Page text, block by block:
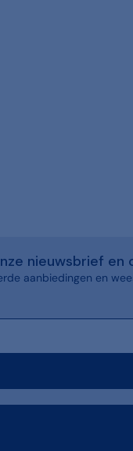
nieuwsbrief
aanbiedingen en